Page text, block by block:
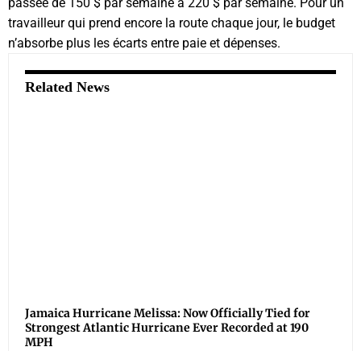
travailleur qui prend encore la route chaque jour, le budget
n’absorbe plus les écarts entre paie et dépenses.
Related News
Jamaica Hurricane Melissa: Now Officially Tied for
Strongest Atlantic Hurricane Ever Recorded at 190
MPH